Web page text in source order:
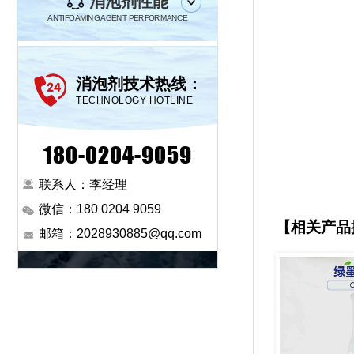
ANTIFOAMING AGENT PERFORMANCE
消泡剂技术热线：
TECHNOLOGY HOTLINE
180-0204-9059
联系人：李经理
微信：180 0204 9059
邮箱：2028930885@qq.com
【相关产